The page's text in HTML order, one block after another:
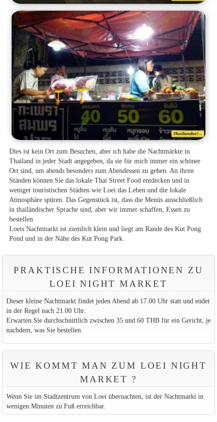
Dies ist kein Ort zum Besuchen, aber ich habe die Nachtmärkte in
Thailand in jeder Stadt angegeben, da sie für mich immer ein schöner
Ort sind, um abends besonders zum Abendessen zu gehen. An ihren
Ständen können Sie das lokale Thai Street Food entdecken und in
weniger touristischen Städten wie Loei das Leben und die lokale
Atmosphäre spüren. Das Gegenstück ist, dass die Menüs ausschließlich
in thailändischer Sprache sind, aber wir immer schaffen, Essen zu
bestellen.
Loeis Nachtmarkt ist ziemlich klein und liegt am Rande des Kut Pong
Pond und in der Nähe des Kut Pong Park.
PRAKTISCHE INFORMATIONEN ZU
LOEI NIGHT MARKET
Dieser kleine Nachtmarkt findet jeden Abend ab 17.00 Uhr statt und endet
in der Regel nach 21.00 Uhr.
Erwarten Sie durchschnittlich zwischen 35 und 60 THB für ein Gericht, je
nachdem, was Sie bestellen.
WIE KOMMT MAN ZUM LOEI NIGHT
MARKET ?
Wenn Sie im Stadtzentrum von Loei übernachten, ist der Nachtmarkt in
wenigen Minuten zu Fuß erreichbar.